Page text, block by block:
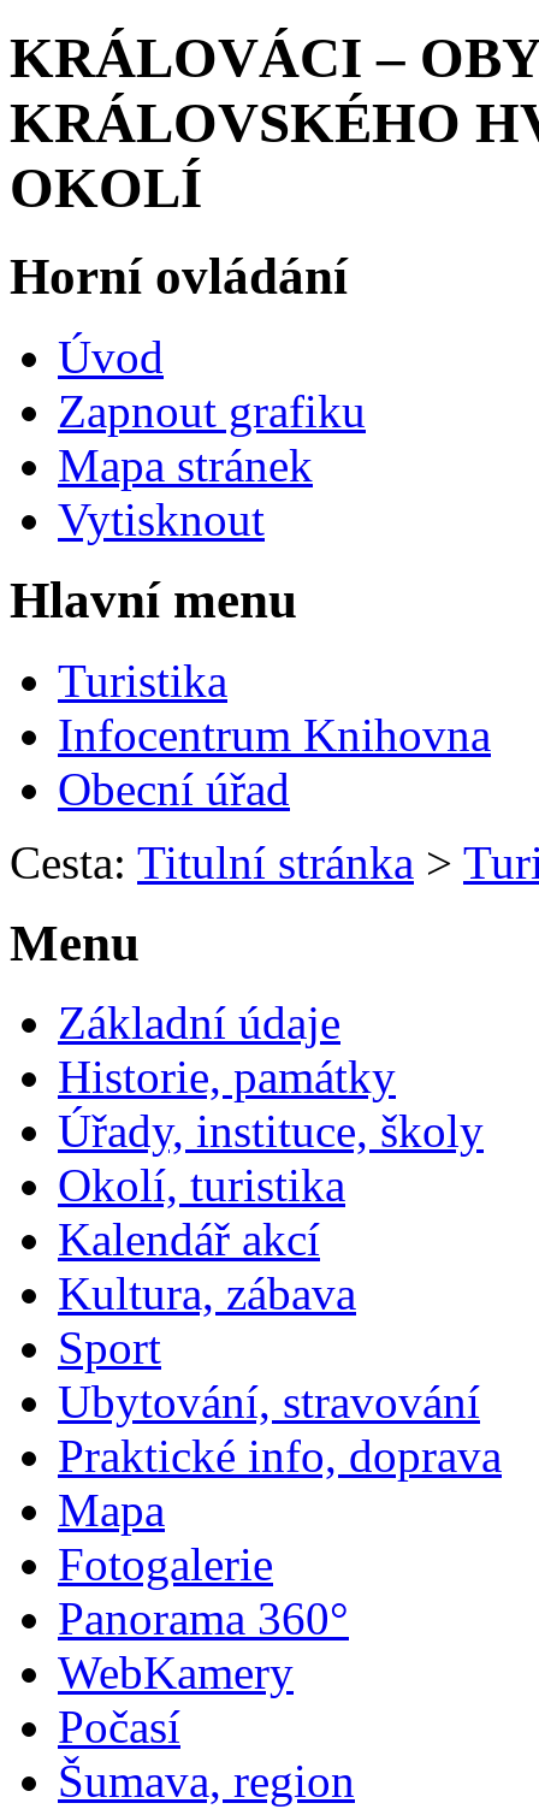
KRÁLOVÁCI –
KRÁLOVSKÉHO
OKOLÍ
Horní ovládání
Úvod
Zapnout grafiku
Mapa stránek
Vytisknout
Hlavní menu
Turistika
Infocentrum Knihovna
Obecní úřad
Cesta: Titulní stránka >
Menu
Základní údaje
Historie, památky
Úřady, instituce, školy
Okolí, turistika
Kalendář akcí
Kultura, zábava
Sport
Ubytování, stravování
Praktické info, doprava
Mapa
Fotogalerie
Panorama 360°
WebKamery
Počasí
Šumava, region